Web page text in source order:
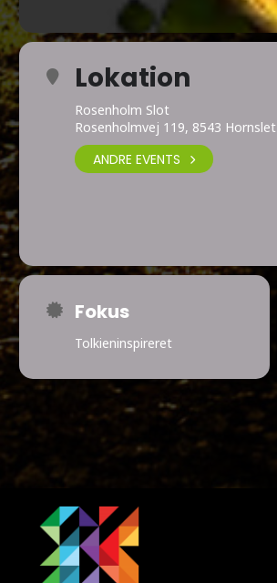
Lokation
Rosenholm Slot
Rosenholmvej 119, 8543 Hornslet
ANDRE EVENTS
Fokus
Tolkieninspireret